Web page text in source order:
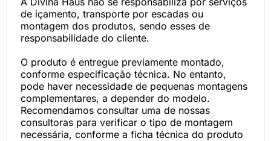
de içamento, transporte por escadas ou
montagem dos produtos, sendo esses de
responsabilidade do cliente.
O produto é entregue previamente montado,
conforme especificação técnica. No entanto,
pode haver necessidade de pequenas montagens
complementares, a depender do modelo.
Recomendamos consultar uma de nossas
consultoras para verificar o tipo de montagem
necessária, conforme a ficha técnica do produto